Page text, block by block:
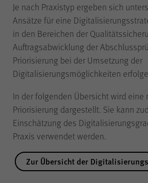
Je nach Praxistyp ergeben sich
Ansätze für eine
in den Bereichen der
Auftragsabwicklung der
Priorisierung bei der Umsetzung der
Digitalisierungsmöglichkeiten
In der folgenden Übersicht wird eine
Priorisierung dargestellt. Sie kann
Einschätzung des
Praxis verwendet werden.
Zur Übersicht der
Laufzeit Sitzungsende
Zweck
Gilt nur für
Check-ups des
"Wissen >
(WPK)®":
Speichern
gegebenen
eines
Bedarf zu
Zeitpunkt an